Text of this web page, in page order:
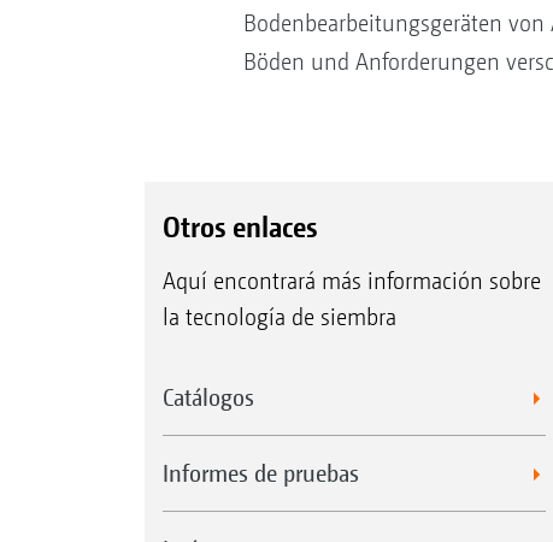
Bodenbearbeitungsgeräten
Böden und Anforderungen
Otros enlaces
Aquí encontrará más información sobre
la tecnología de siembra
Catálogos
Informes de pruebas